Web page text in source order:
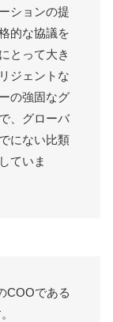
ションの提
的な協議を
とって大き
ジェントな
の強固なグ
、グローバ
にない比類
ていま
COOである